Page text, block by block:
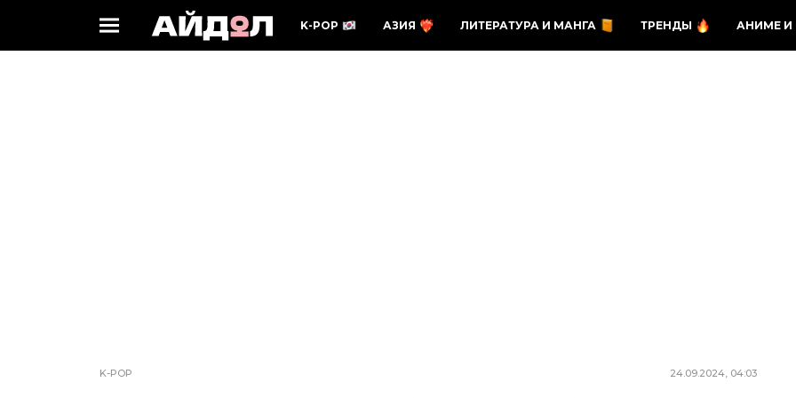
K-POP АЗИЯ ЛИТЕРАТУРА И МАНГА ТРЕНДЫ АНИМЕ И
K-POP 24.09.2024, 04:03